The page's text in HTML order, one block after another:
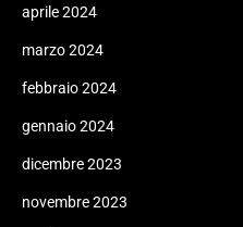
aprile 2024
marzo 2024
febbraio 2024
gennaio 2024
dicembre 2023
novembre 2023